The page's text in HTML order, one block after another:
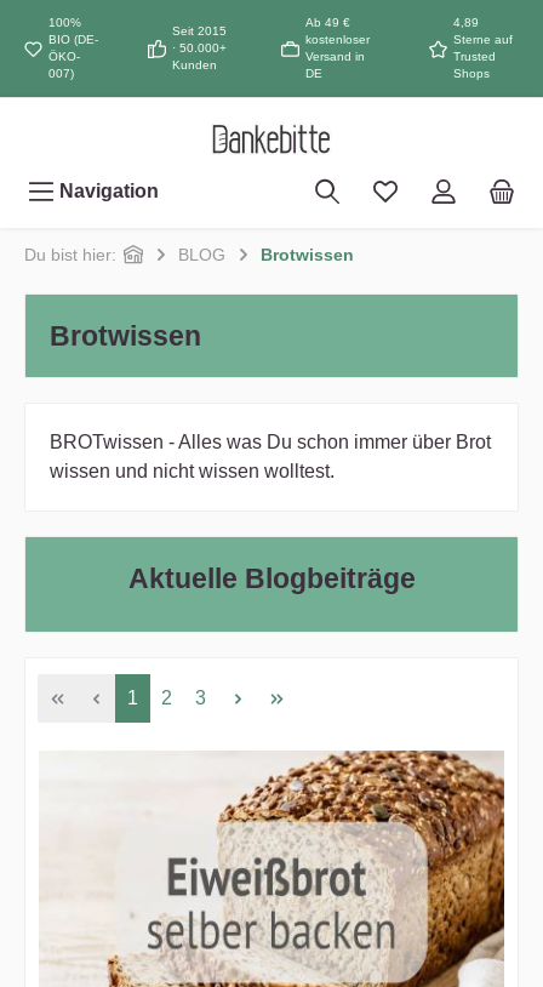
springen
100%
BIO (DE-
ÖKO-
007)
Seit 2015
· 50.000+
Kunden
Ab 49 €
kostenloser
Versand in
DE
4,89
Sterne auf
Trusted
Shops
Navigation
Du bist hier: BLOG Brotwissen
Brotwissen
BROTwissen - Alles was Du schon immer über Brot
wissen und nicht wissen wolltest.
Aktuelle Blogbeiträge
1 2 3